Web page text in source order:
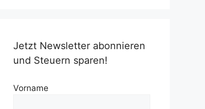
Jetzt Newsletter abonnieren
und Steuern sparen!
Vorname